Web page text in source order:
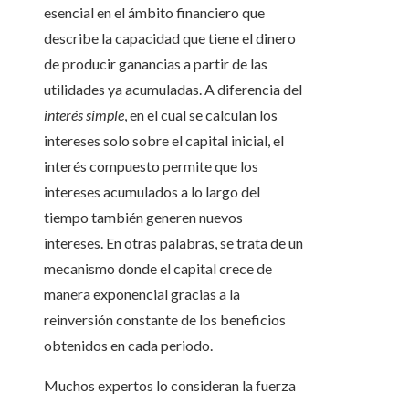
esencial en el ámbito financiero que
describe la capacidad que tiene el dinero
de producir ganancias a partir de las
utilidades ya acumuladas. A diferencia del
interés simple, en el cual se calculan los
intereses solo sobre el capital inicial, el
interés compuesto permite que los
intereses acumulados a lo largo del
tiempo también generen nuevos
intereses. En otras palabras, se trata de un
mecanismo donde el capital crece de
manera exponencial gracias a la
reinversión constante de los beneficios
obtenidos en cada periodo.
Muchos expertos lo consideran la fuerza